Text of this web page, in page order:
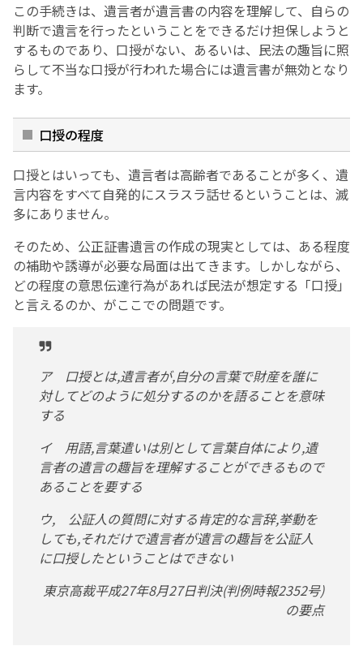
この手続きは、遺言者が遺言書の内容を理解して、自らの
判断で遺言を行ったということをできるだけ担保しようと
するものであり、口授がない、あるいは、民法の趣旨に照
らして不当な口授が行われた場合には遺言書が無効となり
ます。
口授の程度
口授とはいっても、遺言者は高齢者であることが多く、遺
言内容をすべて自発的にスラスラ話せるということは、滅
多にありません。
そのため、公正証書遺言の作成の現実としては、ある程度
の補助や誘導が必要な局面は出てきます。しかしながら、
どの程度の意思伝達行為があれば民法が想定する「口授」
と言えるのか、がここでの問題です。
ア 口授とは,遺言者が,自分の言葉で財産を誰に
対してどのように処分するのかを語ることを意味
する
イ 用語,言葉遣いは別として言葉自体により,遺
言者の遺言の趣旨を理解することができるもので
あることを要する
ウ, 公証人の質問に対する肯定的な言辞,挙動を
しても,それだけで遺言者が遺言の趣旨を公証人
に口授したということはできない
東京高裁平成27年8月27日判決(判例時報2352号)
の要点